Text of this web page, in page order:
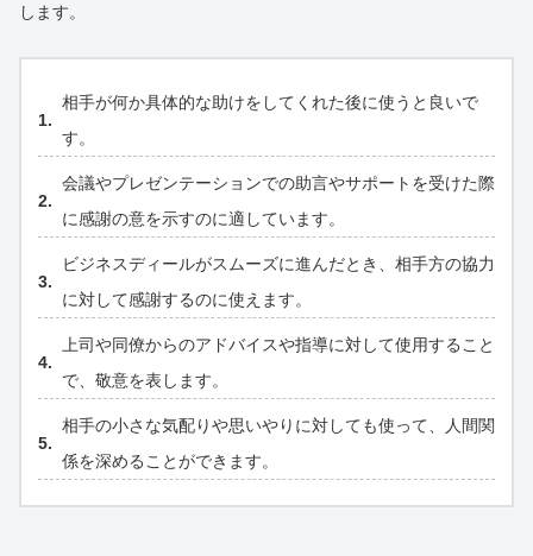
します。
相手が何か具体的な助けをしてくれた後に使うと良いで
す。
会議やプレゼンテーションでの助言やサポートを受けた際
に感謝の意を示すのに適しています。
ビジネスディールがスムーズに進んだとき、相手方の協力
に対して感謝するのに使えます。
上司や同僚からのアドバイスや指導に対して使用すること
で、敬意を表します。
相手の小さな気配りや思いやりに対しても使って、人間関
係を深めることができます。